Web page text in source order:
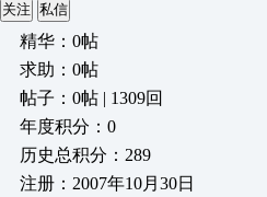
关注 私信
精华：0帖
求助：0帖
帖子：0帖 | 1309回
年度积分：0
历史总积分：289
注册：2007年10月30日